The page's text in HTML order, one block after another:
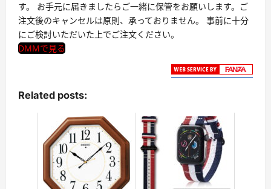
す。 お手元に届きましたらご一緒に保管をお願いします。ご
注文後のキャンセルは原則、承っておりません。 事前に十分
にご検討いただいた上でご注文ください。
DMMで見る
Related posts: